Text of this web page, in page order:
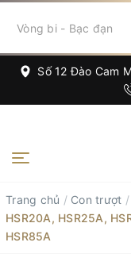
Số 12 Đào Cam
Trang chủ / Con trượt /
HSR20A, HSR25A,
HSR85A